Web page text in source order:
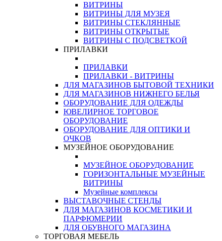
ВИТРИНЫ
ВИТРИНЫ ДЛЯ МУЗЕЯ
ВИТРИНЫ СТЕКЛЯННЫЕ
ВИТРИНЫ ОТКРЫТЫЕ
ВИТРИНЫ С ПОДСВЕТКОЙ
ПРИЛАВКИ
ПРИЛАВКИ
ПРИЛАВКИ - ВИТРИНЫ
ДЛЯ МАГАЗИНОВ БЫТОВОЙ ТЕХНИКИ
ДЛЯ МАГАЗИНОВ НИЖНЕГО БЕЛЬЯ
ОБОРУДОВАНИЕ ДЛЯ ОДЕЖДЫ
ЮВЕЛИРНОЕ ТОРГОВОЕ
ОБОРУДОВАНИЕ
ОБОРУДОВАНИЕ ДЛЯ ОПТИКИ И
ОЧКОВ
МУЗЕЙНОЕ ОБОРУДОВАНИЕ
МУЗЕЙНОЕ ОБОРУДОВАНИЕ
ГОРИЗОНТАЛЬНЫЕ МУЗЕЙНЫЕ
ВИТРИНЫ
Музейные комплексы
ВЫСТАВОЧНЫЕ СТЕНДЫ
ДЛЯ МАГАЗИНОВ КОСМЕТИКИ И
ПАРФЮМЕРИИ
ДЛЯ ОБУВНОГО МАГАЗИНА
ТОРГОВАЯ МЕБЕЛЬ